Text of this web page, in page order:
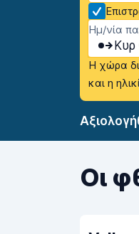
Ημ/νία
Η χώρα
και η
Οι